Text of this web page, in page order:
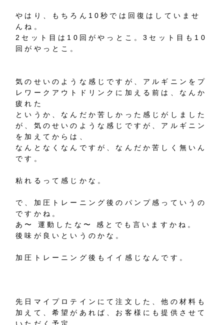
やはり、もちろん10秒では回復はしていませ
んね。
2セット目は10回がやっとこ。3セット目も10
回がやっとこ。
気のせいのような感じですが、アルギニンをプ
レワークアウトドリンクに加える前は、なんか
疲れた
というか、なんだか苦しかった感じがしました
が、気のせいのような感じですが、アルギニン
を加えてからは、
なんとなくなんですが、なんだか苦しく無いん
です。
粘れるって感じかな。
で、加圧トレーニング後のパンプ感っていうの
ですかね。
あ〜 運動したな〜 感とでも言いますかね。
後味が良いというのかな。
加圧トレーニング後もイイ感じなんです。
先日マイプロテインにて注文した、他の材料も
加えて、希望があれば、お客様にも提供させて